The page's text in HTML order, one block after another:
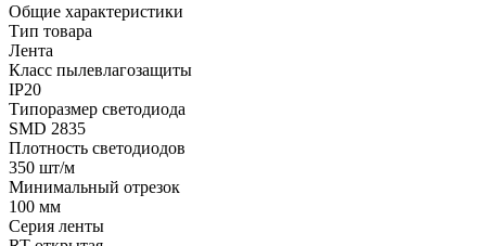
Общие характеристики
Тип товара
Лента
Класс пылевлагозащиты
IP20
Типоразмер светодиода
SMD 2835
Плотность светодиодов
350 шт/м
Минимальный отрезок
100 мм
Серия ленты